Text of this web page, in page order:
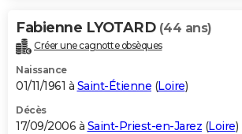
Fabienne LYOTARD (44 ans)
Créer une cagnotte obsèques
Naissance
01/11/1961 à Saint-Étienne (Loire)
Décès
17/09/2006 à Saint-Priest-en-Jarez (Loire)